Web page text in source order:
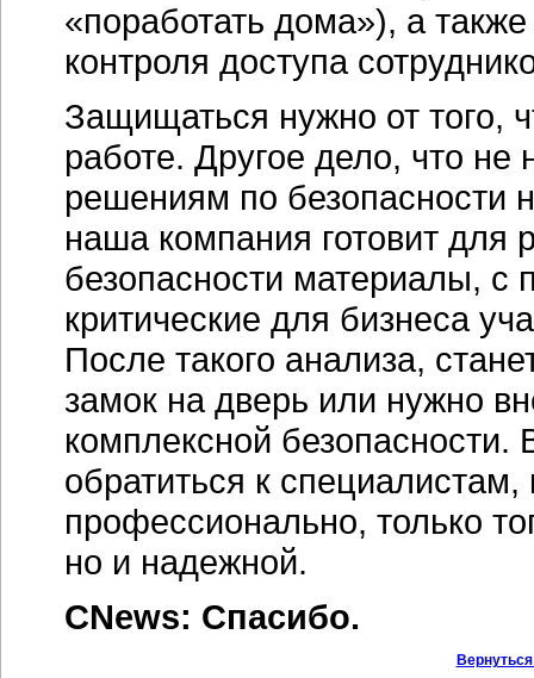
«поработать дома»), а
контроля доступа
Защищаться нужно от того,
работе. Другое дело, что не
решениям по безопасности
наша компания готовит для
безопасности материалы,
критические для бизнеса
После такого анализа,
замок на дверь или нужно
комплексной
обратиться к
профессионально, только
но и надежной.
CNews: Спасибо.